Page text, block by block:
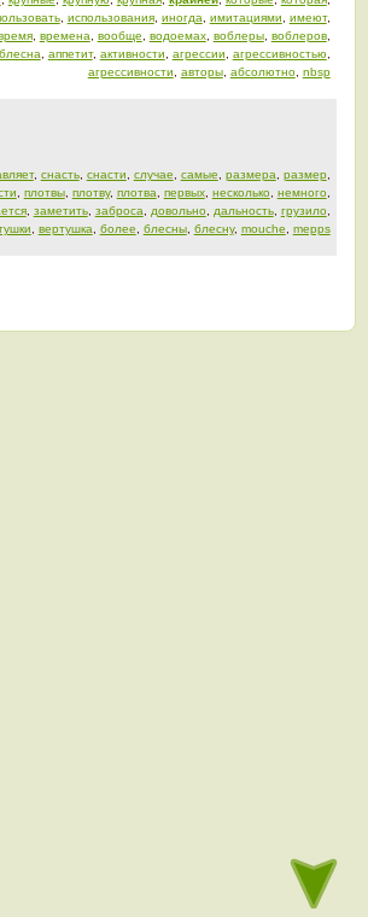
, использования, иногда имитациями имеют,
, времена вообще водоемах, воблеры, воблеров,
блесна аппетит, активности агрессии агрессивностью
агрессивности
авторы, абсолютно, nbsp
, снасть, снасти случае самые размера размер,
плотвы, плотву, плотва первых, несколько, немного,
, заметить, заброса довольно, дальность, грузило,
вертушка более блесны, блесну, mouche mepps